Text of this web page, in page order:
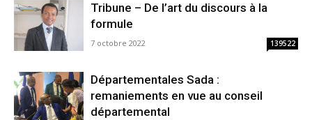
Tribune – De l’art du discours à la
formule
7 octobre 2022 139522
Départementales Sada :
remaniements en vue au conseil
départemental